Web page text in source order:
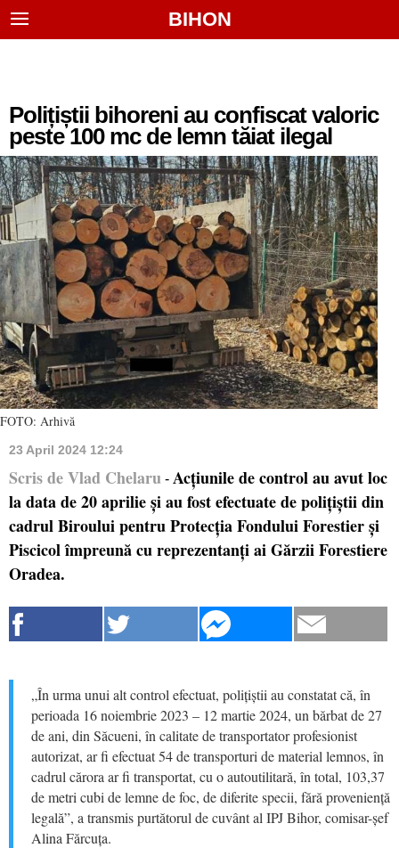
BIHON
Polițiștii bihoreni au confiscat valoric
peste 100 mc de lemn tăiat ilegal
FOTO: Arhivă
23 April 2024 12:24
Scris de Vlad Chelaru - Acțiunile de control au avut loc
la data de 20 aprilie și au fost efectuate de polițiștii din
cadrul Biroului pentru Protecția Fondului Forestier și
Piscicol împreună cu reprezentanți ai Gărzii Forestiere
Oradea.
„În urma unui alt control efectuat, polițiștii au constatat că, în
perioada 16 noiembrie 2023 – 12 martie 2024, un bărbat de 27
de ani, din Săcueni, în calitate de transportator profesionist
autorizat, ar fi efectuat 54 de transporturi de material lemnos, în
cadrul cărora ar fi transportat, cu o autoutilitară, în total, 103,37
de metri cubi de lemne de foc, de diferite specii, fără proveniență
legală”, a transmis purtătorul de cuvânt al IPJ Bihor, comisar-șef
Alina Fărcuța.